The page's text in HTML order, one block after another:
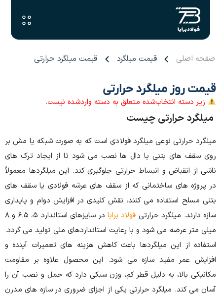
صفحه اصلی قیمت میلگرد قیمت میلگرد حرارتی
قیمت روز میلگرد حرارتی
زیر دسته انتخاب‌شده متعلق به دسته واردشده نیست.
میلگرد حرارتی چیست
میلگرد حرارتی نوعی میلگرد فولادی است که به صورت شبکه یا مش بر
روی سقف های بتنی یا دال ها نصب می شود تا از ایجاد ترک های
ناشی از انقباض و انبساط حرارتی جلوگیری کند. این میلگردها معمولاً
در پروژه های ساختمانی که از سقف های عرشه فولادی یا سقف های
بتنی مسلح استفاده می کنند، نقش کلیدی در افزایش دوام و پایداری
سازه دارند. میلگرد حرارتی فولاد برابا
در سایزهای استاندارد ۵، ۶.۵ و ۸
میلی متر عرضه می شود و با رعایت استانداردهای ملی تولید می گردد.
استفاده از این میلگردها باعث کاهش هزینه های تعمیرات آینده و
افزایش عمر مفید سازه می شود. این محصول علاوه بر مقاومت
مکانیکی بالا، به دلیل قطر کم، وزن سبکی دارد که حمل و نصب آن را
آسان می کند. میلگرد حرارتی یکی از اجزای ضروری در سازه های مدرن